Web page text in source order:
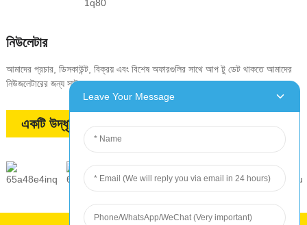
নিউলেটার
আমাদের প্রচার, ডিসকাউন্ট, বিক্রয় এবং বিশেষ অফারগুলির সাথে আপ টু ডেট থাকতে আমাদের
নিউজলেটারের জন্য সাইন আপ করুন
একটি উদ্ধৃতি অনুরোধ
Leave Your Message